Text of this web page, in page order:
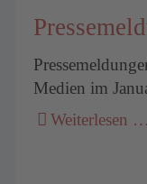
Medien im
Weiterlesen …